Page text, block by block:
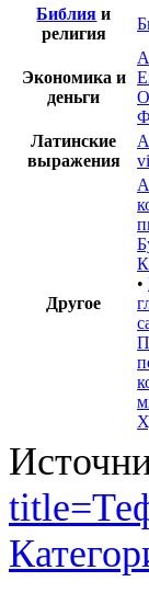
Библия и
религия
Экономика и
деньги
Латинские
выражения
Другое
•